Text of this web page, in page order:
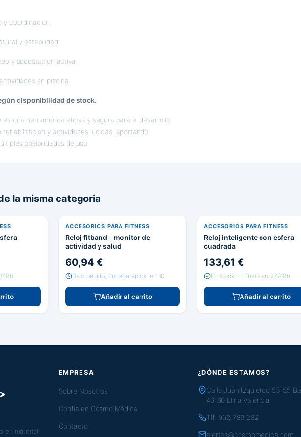
y coordinación.
y estabilidad.
y sedestación activa.
en piscina.
disponibilidad de stock.
es una herramienta eficaz y segura para el desarrollo
rehabilitación y actividades lúdicas, aportando
posibilidades de uso.
la misma categoria
48h
ACCESORIOS PARA FITNESS
Reloj fitband - monitor de
actividad y salud
60,94 €
Bajo pedido, Entrega aprox. en 10
Añadir al carrito
ACCESORIOS PARA FITNESS
Reloj inteligente con esfera
cuadrada
133,61 €
En stock — Envío en 24/48h
Añadir al carrito
en material
EMPRESA
Sobre Nosotros
Confía en Cosmo Médica
Contacto
¿DÓNDE ESTAMOS?
Calle Juan Izquierdo 53-55
46160 Lliria València
Tlf: 962 798 292
alertas@cosmomedica.com